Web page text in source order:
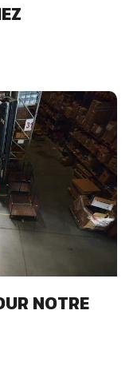
NOTRE